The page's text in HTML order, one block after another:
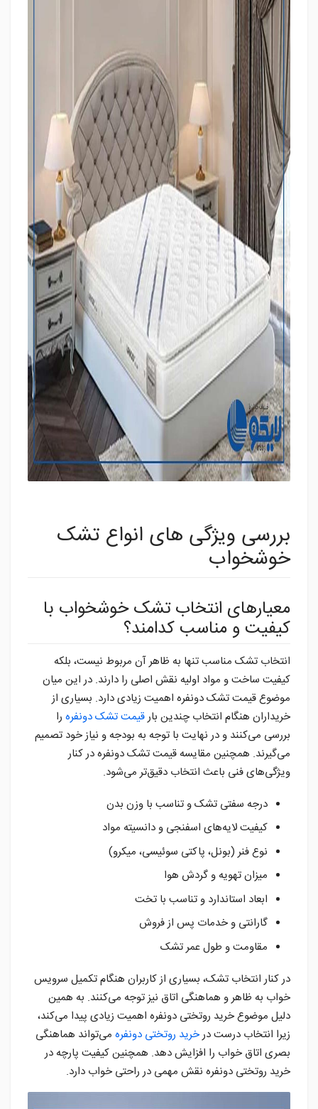
بررسی ویژگی های انواع تشک
خوشخواب
معیارهای انتخاب تشک خوشخواب با
کیفیت و مناسب کدامند؟
انتخاب تشک مناسب تنها به ظاهر آن مربوط نیست، بلکه
کیفیت ساخت و مواد اولیه نقش اصلی را دارند. در این میان
موضوع قیمت تشک دونفره اهمیت زیادی دارد. بسیاری از
خریداران هنگام انتخاب چندین بارقیمت تشک دونفره را
بررسی می‌کنند و در نهایت با توجه به بودجه و نیاز خود تصمیم
می‌گیرند. همچنین مقایسه قیمت تشک دونفره در کنار
ویژگی‌های فنی باعث انتخاب دقیق‌تر می‌شود.
درجه سفتی تشک و تناسب با وزن بدن
کیفیت لایه‌های اسفنجی و دانسیته مواد
نوع فنر (بونل، پاکتی سوئیسی، میکرو)
میزان تهویه و گردش هوا
ابعاد استاندارد و تناسب با تخت
گارانتی و خدمات پس از فروش
مقاومت و طول عمر تشک
در کنار انتخاب تشک، بسیاری از کاربران هنگام تکمیل سرویس
خواب به ظاهر و هماهنگی اتاق نیز توجه می‌کنند. به همین
دلیل موضوع خرید روتختی دونفره اهمیت زیادی پیدا می‌کند،
زیرا انتخاب درست درخرید روتختی دونفره می‌تواند هماهنگی
بصری اتاق خواب را افزایش دهد. همچنین کیفیت پارچه در
خرید روتختی دونفره نقش مهمی در راحتی خواب دارد.